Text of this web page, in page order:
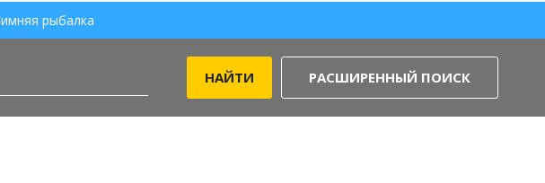
рыбалка
РАСШИРЕННЫЙ ПОИСК